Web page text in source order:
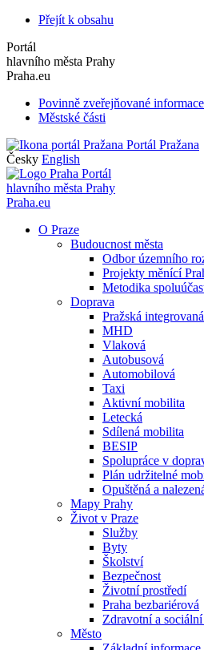
Přejít k obsahu
Portál
hlavního města Prahy
Praha.eu
Povinně zveřejňované informace
Městské části
Portál Pražana
Česky English
Portál
hlavního města Prahy
Praha.eu
O Praze
Budoucnost města
Odbor územního
Projekty měnící
Metodika
Doprava
Pražská
MHD
Vlaková
Autobusová
Automobilová
Taxi
Aktivní mobilita
Letecká
Sdílená mobilita
BESIP
Spolupráce v
Plán udržitelné
Opuštěná a
Mapy Prahy
Život v Praze
Služby
Byty
Školství
Bezpečnost
Životní prostředí
Praha bezbariérová
Zdravotní a
Město